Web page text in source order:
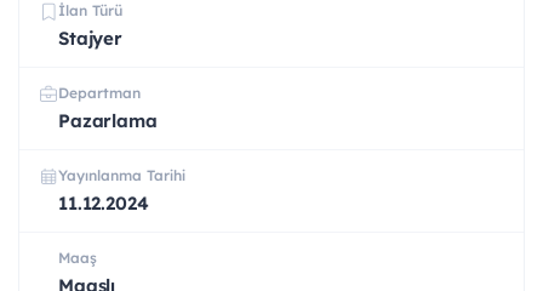
İlan Türü
Stajyer
Departman
Pazarlama
Yayınlanma Tarihi
11.12.2024
Maaş
Maaşlı